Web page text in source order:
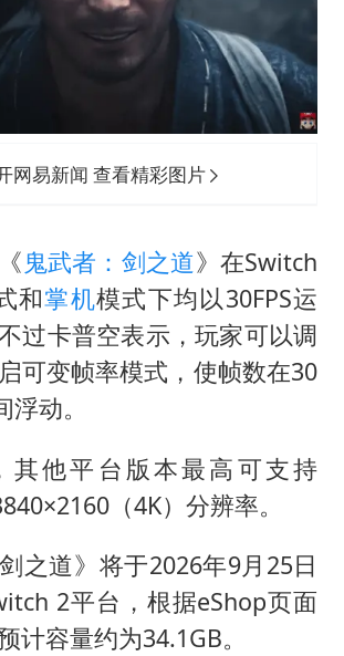
网易新闻 查看精彩图片
鬼武者：剑之道》在Switch
和掌机模式下均以30FPS运
过卡普空表示，玩家可以调
可变帧率模式，使帧数在30
动。
其他平台版本最高可支持
（4K）分辨率。
之道》将于2026年9月25日
2平台，根据eShop页面
计容量约为34.1GB。